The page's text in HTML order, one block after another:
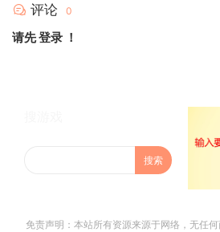
评论 0
请先登录 ！
免责声明：本站所有资源来源于网络，无任